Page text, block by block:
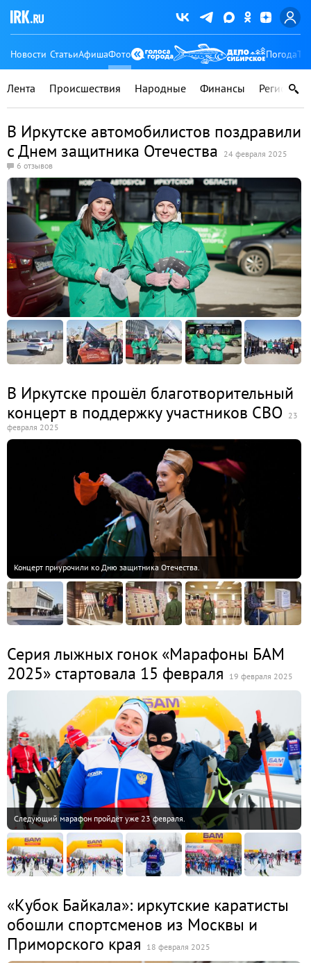
Новости СтатьиАфишаФото Погода
Лента Происшествия Народные Финансы Регионы
В Иркутске автомобилистов поздравили
с Днем защитника Отечества
24 февраля 2025
6 отзывов
В Иркутске прошёл благотворительный
концерт в поддержку участников СВО
23
февраля 2025
Концерт приурочили ко Дню защитника Отечества.
Серия лыжных гонок «Марафоны БАМ
2025» стартовала 15 февраля
19 февраля 2025
Следующий марафон пройдёт уже 23 февраля.
«Кубок Байкала»: иркутские каратисты
обошли спортсменов из Москвы и
Приморского края
18 февраля 2025